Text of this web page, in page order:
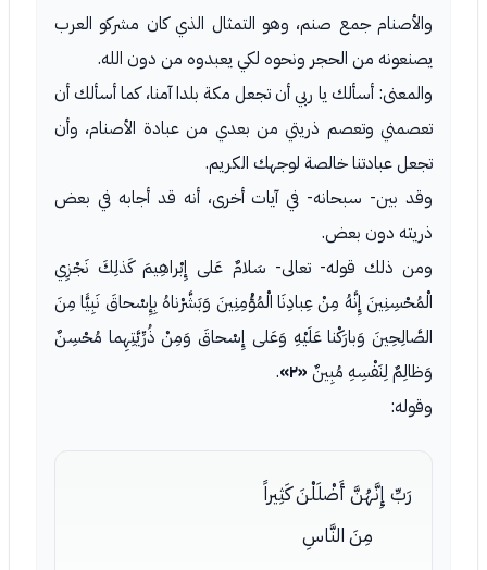
والأصنام جمع صنم، وهو التمثال الذي كان مشركو العرب
يصنعونه من الحجر ونحوه لكي يعبدوه من دون الله.
والمعنى: أسألك يا ربي أن تجعل مكة بلدا آمنا، كما أسألك أن
تعصمني وتعصم ذريتي من بعدي من عبادة الأصنام، وأن
تجعل عبادتنا خالصة لوجهك الكريم.
وقد بين- سبحانه- في آيات أخرى، أنه قد أجابه في بعض
ذريته دون بعض.
ومن ذلك قوله- تعالى- سَلامٌ عَلى إِبْراهِيمَ كَذلِكَ نَجْزِي
الْمُحْسِنِينَ إِنَّهُ مِنْ عِبادِنَا الْمُؤْمِنِينَ وَبَشَّرْناهُ بِإِسْحاقَ نَبِيًّا مِنَ
الصَّالِحِينَ وَبارَكْنا عَلَيْهِ وَعَلى إِسْحاقَ وَمِنْ ذُرِّيَّتِهِما مُحْسِنٌ
وَظالِمٌ لِنَفْسِهِ مُبِينٌ «٢»
.
وقوله:
رَبِّ إِنَّهُنَّ أَضْلَلْنَ كَثِيراً
مِنَ النَّاسِ